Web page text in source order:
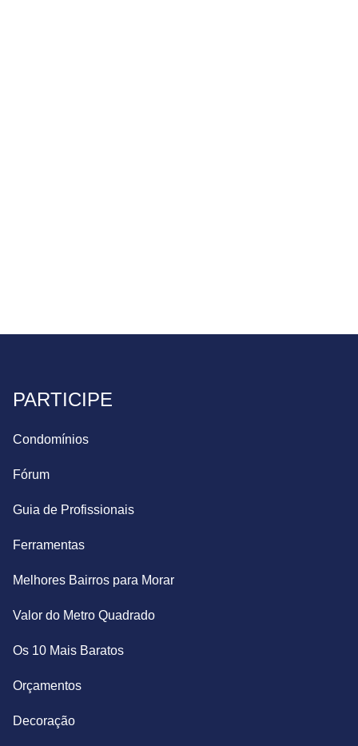
PARTICIPE
Condomínios
Fórum
Guia de Profissionais
Ferramentas
Melhores Bairros para Morar
Valor do Metro Quadrado
Os 10 Mais Baratos
Orçamentos
Decoração